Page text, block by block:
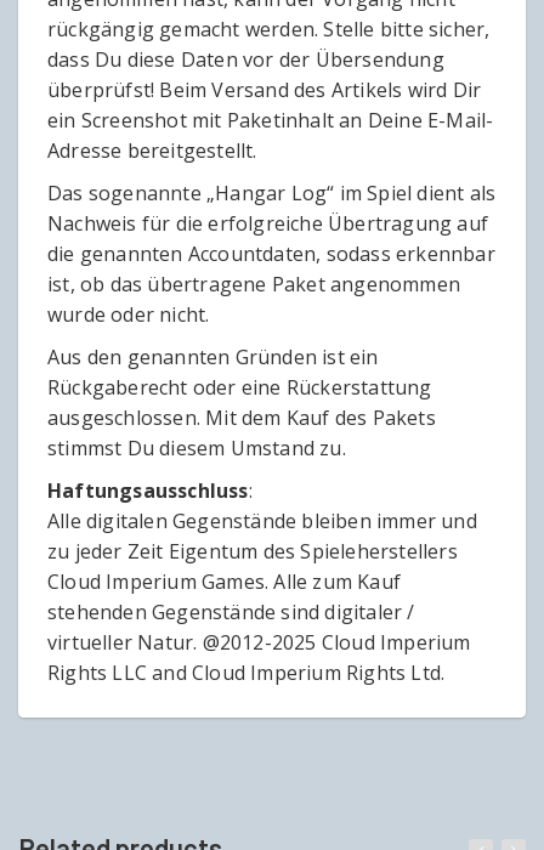
rückgängig gemacht werden. Stelle bitte sicher,
dass Du diese Daten vor der Übersendung
überprüfst! Beim Versand des Artikels wird Dir
ein Screenshot mit Paketinhalt an Deine E-Mail-
Adresse bereitgestellt.
Das sogenannte „Hangar Log“ im Spiel dient als
Nachweis für die erfolgreiche Übertragung auf
die genannten Accountdaten, sodass erkennbar
ist, ob das übertragene Paket angenommen
wurde oder nicht.
Aus den genannten Gründen ist ein
Rückgaberecht oder eine Rückerstattung
ausgeschlossen. Mit dem Kauf des Pakets
stimmst Du diesem Umstand zu.
Haftungsausschluss:
Alle digitalen Gegenstände bleiben immer und
zu jeder Zeit Eigentum des Spieleherstellers
Cloud Imperium Games. Alle zum Kauf
stehenden Gegenstände sind digitaler /
virtueller Natur. @2012-2025 Cloud Imperium
Rights LLC and Cloud Imperium Rights Ltd.